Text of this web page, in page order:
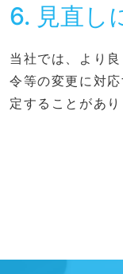
6. 見直し
当社では、より
令等の変更に対
定することがあり